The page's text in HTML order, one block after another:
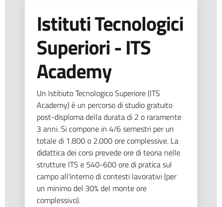
Istituti Tecnologici
Superiori - ITS
Academy
Un Istitiuto Tecnologico Superiore (ITS
Academy) è un percorso di studio gratuito
post-disploma della durata di 2 o raramente
3 anni. Si compone in 4/6 semestri per un
totale di 1.800 o 2.000 ore complessive. La
didattica dei corsi prevede ore di teoria nelle
strutture ITS e 540-600 ore di pratica sul
campo all'interno di contesti lavorativi (per
un minimo del 30% del monte ore
complessivo).